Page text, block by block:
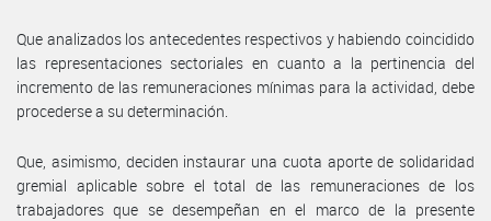
Que analizados los antecedentes respectivos y habiendo coincidido
las representaciones sectoriales en cuanto a la pertinencia del
incremento de las remuneraciones mínimas para la actividad, debe
procederse a su determinación.
Que, asimismo, deciden instaurar una cuota aporte de solidaridad
gremial aplicable sobre el total de las remuneraciones de los
trabajadores que se desempeñan en el marco de la presente